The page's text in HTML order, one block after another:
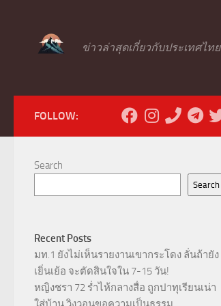
ข่าวล่าสุดเกี่ยวกับประเทศไทย
FOLLOW:
Search
Search
Recent Posts
มท.1 ยังไม่เห็นรายงานเขากระโดง ลั่นถ้ายัง
เยิ่นเย้อ จะตัดสินใจใน 7-15 วัน!
หญิงชรา 72 ร่ำไห้กลางสื่อ ถูกปาทุเรียนเน่า